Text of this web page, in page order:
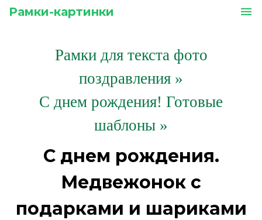
Рамки-картинки menu
Рамки для текста фото
поздравления »
С днем рождения! Готовые
шаблоны »
С днем рождения.
Медвежонок с
подарками и шариками